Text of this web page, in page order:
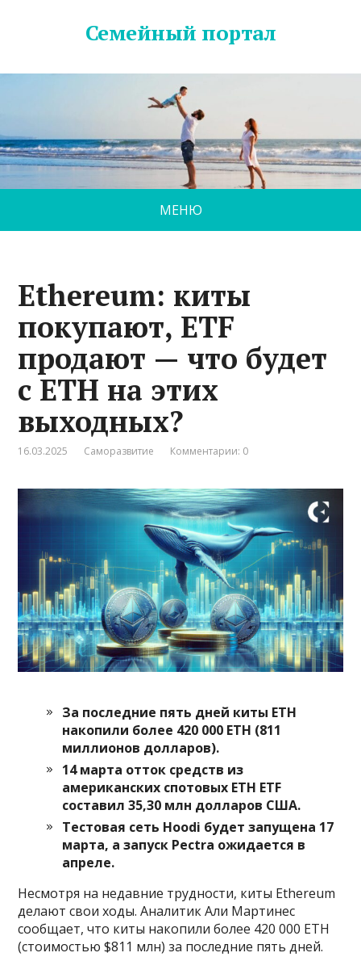
Семейный портал
МЕНЮ
Ethereum: киты
покупают, ETF
продают — что будет
с ETH на этих
выходных?
16.03.2025 Саморазвитие Комментарии: 0
За последние пять дней киты ETH
накопили более 420 000 ETH (811
миллионов долларов).
14 марта отток средств из
американских спотовых ETH ETF
составил 35,30 млн долларов США.
Тестовая сеть Hoodi будет запущена 17
марта, а запуск Pectra ожидается в
апреле.
Несмотря на недавние трудности, киты Ethereum
делают свои ходы. Аналитик Али Мартинес
сообщает, что киты накопили более 420 000 ETH
(стоимостью $811 млн) за последние пять дней.